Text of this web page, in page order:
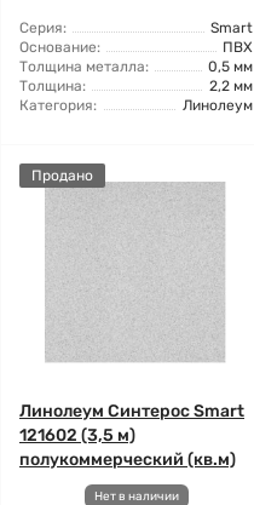
Серия:
Smart
Основание:
ПВХ
Толщина металла:
0,5 мм
Толщина:
2,2 мм
Категория:
Линолеум
Продано
Линолеум Синтерос Smart
121602 (3,5 м)
полукоммерческий (кв.м)
Нет в наличии